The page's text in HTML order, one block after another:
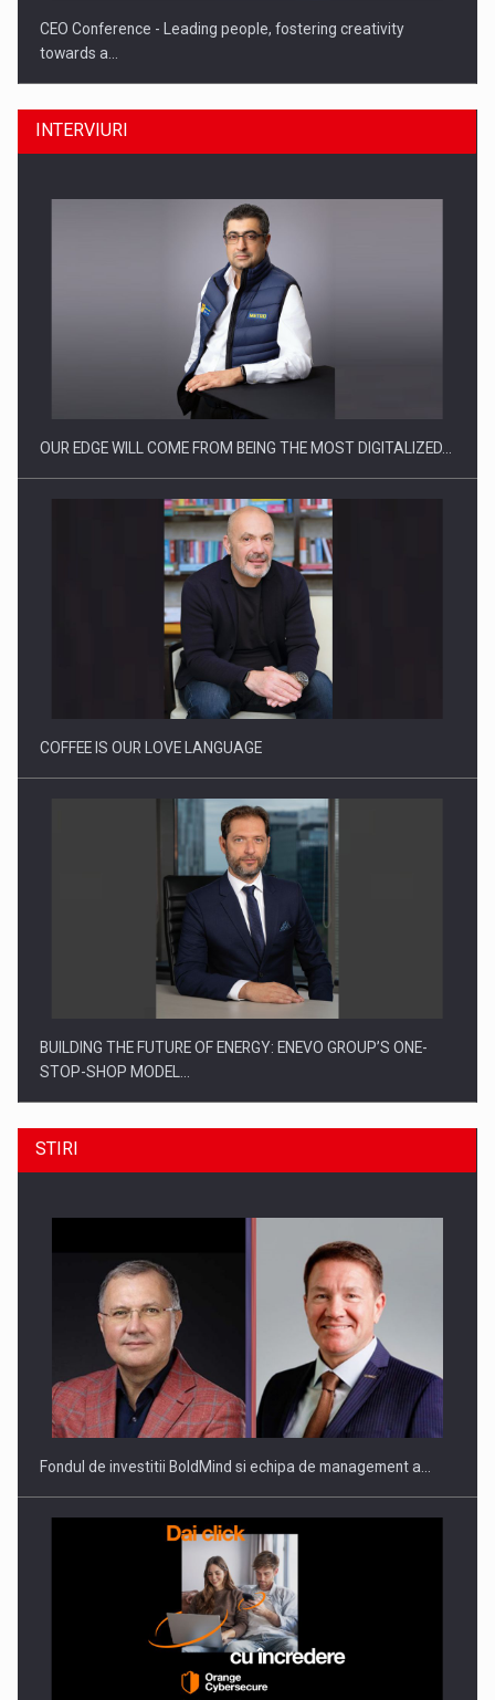
CEO Conference - Leading people, fostering creativity
towards a…
CEO Conference - Shaping The Future - Technology and…
Webinar - Business Evolution-RETHINK STRATEGY-Finantare
Investitii Digitalizare
INTERVIURI
OUR EDGE WILL COME FROM BEING THE MOST DIGITALIZED…
COFFEE IS OUR LOVE LANGUAGE
BUILDING THE FUTURE OF ENERGY: ENEVO GROUP’S ONE-
STOP-SHOP MODEL…
ROOTED IN ROMANIA, BUILT TO DELIVER TECHNOLOGY FOR
THE…
PUTTING ROMANIAN CORPORATE COMPANIES ON THE
STIRI
Fondul de investitii BoldMind si echipa de management a…